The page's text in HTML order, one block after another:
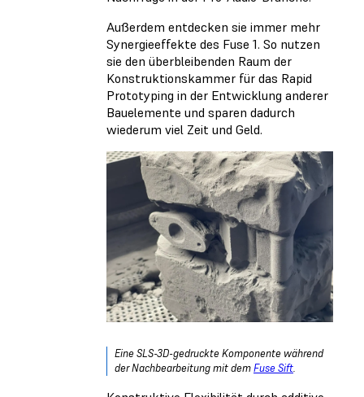
Außerdem entdecken sie immer mehr
Synergieeffekte des Fuse 1. So nutzen
sie den überbleibenden Raum der
Konstruktionskammer für das Rapid
Prototyping in der Entwicklung anderer
Bauelemente und sparen dadurch
wiederum viel Zeit und Geld.
Eine SLS-3D-gedruckte Komponente während
der Nachbearbeitung mit demFuse Sift.